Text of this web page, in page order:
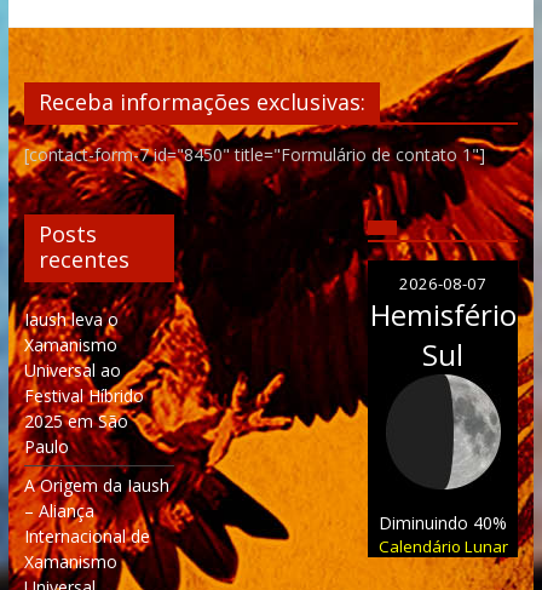
Receba informações exclusivas:
[contact-form-7 id="8450" title="Formulário de contato 1"]
Posts
recentes
Iaush leva o
Xamanismo
Universal ao
Festival Híbrido
2025 em São
Paulo
A Origem da Iaush
– Aliança
Internacional de
Xamanismo
2026-08-07
Hemisfério
Sul
Diminuindo 40%
Calendário Lunar